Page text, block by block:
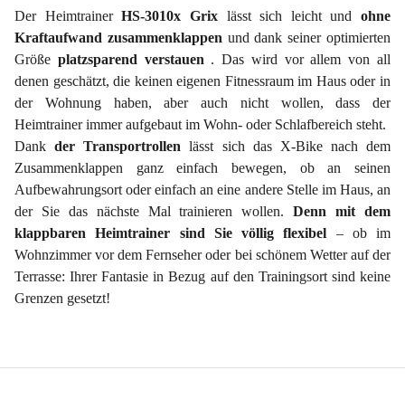
Der HeimtrainerHS-3010x Grix lässt sich leicht und ohne
Kraftaufwand zusammenklappen und dank seiner optimierten
Größe platzsparend verstauen . Das wird vor allem von all
denen geschätzt, die keinen eigenen Fitnessraum im Haus oder in
der Wohnung haben, aber auch nicht wollen, dass der
Heimtrainer immer aufgebaut im Wohn- oder Schlafbereich steht.
DankderTransportrollenlässt sich das X-Bike nach dem
Zusammenklappen ganz einfach bewegen, ob an seinen
Aufbewahrungsort oder einfach an eine andere Stelle im Haus, an
der Sie das nächste Mal trainieren wollen.Denn mit dem
klappbaren Heimtrainer sind Sie völlig flexibel – ob im
Wohnzimmer vor dem Fernseher oder bei schönem Wetter auf der
Terrasse: Ihrer Fantasie in Bezug auf den Trainingsort sind keine
Grenzen gesetzt!